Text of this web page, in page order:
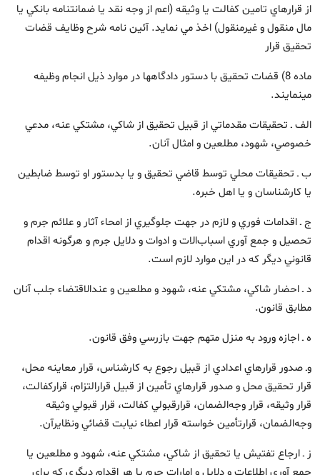
از قرارهاي تامين کفالت يا وثيقه (اعم از وجه نقد يا ضمانتنامه بانکي يا
مال منقول و غيرمنقول) اخذ مي نمايد. آئين نامه شرح وظايف قضات
تحقيق قرار
ماده 8) قضات تحقيق با دستور دادگاهها در موارد ذيل انجام وظيفه
مي‎نمايند.
الف ـ تحقيقات مقدماتي از قبيل تحقيق از شاکي، مشتکي عنه، مدعي
خصوصي، شهود، مطلعين و امثال آنان.
ب ـ تحقيقات محلي توسط قاضي تحقيق و يا بدستور او توسط ضابطين
يا کارشناسان و يا اهل خبره.
ج ـ اقدامات فوري و لازم در جهت جلوگيري از امحاء آثار و علائم جرم و
تحصيل و جمع آوري اسباب‌الات و ادوات و دلايل جرم و هرگونه اقدام
قانوني ديگر که در اين موارد لازم است.
د ـ احضار شاکي، مشتکي عنه، شهود و مطلعين و عندالاقتضاء جلب آنان
مطابق قانون.
ه ـ اجازه ورود به منزل متهم جهت بازرسي وفق قانون.
وـ صدور قرارهاي اعدادي از قبيل رجوع به کارشناس، قرار معاينه محل،
قرار تحقيق محل و صدور قرارهاي تأمين از قبيل قرار‌التزام، قرارکفالت،
قرار وثيقه، قرار وجه‌الضمان، قرارقبولي کفالت، قرار قبولي وثيقه
وجه‌الضمان، قرارتأمين خواسته قرار اعطاء نيابت قضائي ونظايرآن.
ز ـ ارجاع تفتيش يا تحقيق از شاکي، مشتکي عنه، شهود و مطلعين يا